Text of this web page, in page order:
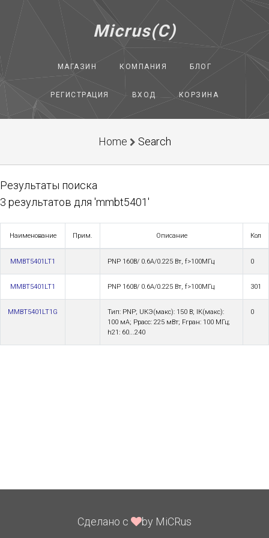
Micrus(C)
МАГАЗИН КОМПАНИЯ БЛОГ
РЕГИСТРАЦИЯ ВХОД КОРЗИНА
Home Search
Результаты поиска
3 результатов для 'mmbt5401'
Наименование Прим. Описание Кол
MMBT5401LT1 PNP 160В/ 0.6A/0.225 Вт, f>100МГц 0
MMBT5401LT1 PNP 160В/ 0.6A/0.225 Вт, f>100МГц 301
MMBT5401LT1G
Тип: PNP; UКЭ(макс): 150 В; IК(макс):
100 мА; Pрасс: 225 мВт; Fгран: 100 МГц;
h21: 60...240
0
Сделано с by MiCRus